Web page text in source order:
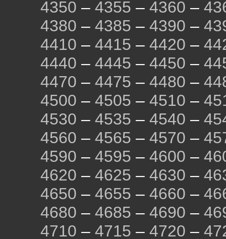
4350 – 4355 – 4360 –
4380 – 4385 – 4390 –
4410 – 4415 – 4420 –
4440 – 4445 – 4450 –
4470 – 4475 – 4480 –
4500 – 4505 – 4510 –
4530 – 4535 – 4540 –
4560 – 4565 – 4570 –
4590 – 4595 – 4600 –
4620 – 4625 – 4630 –
4650 – 4655 – 4660 –
4680 – 4685 – 4690 –
4710 – 4715 – 4720 –